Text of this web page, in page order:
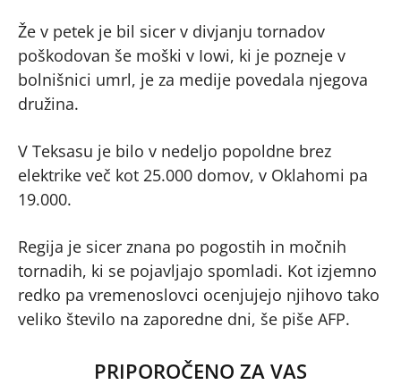
Že v petek je bil sicer v divjanju tornadov
poškodovan še moški v Iowi, ki je pozneje v
bolnišnici umrl, je za medije povedala njegova
družina.
V Teksasu je bilo v nedeljo popoldne brez
elektrike več kot 25.000 domov, v Oklahomi pa
19.000.
Regija je sicer znana po pogostih in močnih
tornadih, ki se pojavljajo spomladi. Kot izjemno
redko pa vremenoslovci ocenjujejo njihovo tako
veliko število na zaporedne dni, še piše AFP.
PRIPOROČENO ZA VAS